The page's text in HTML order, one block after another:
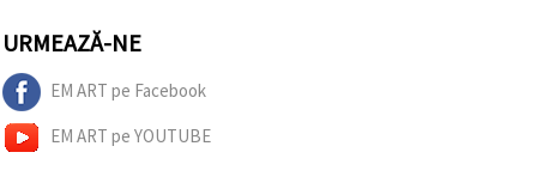
URMEAZĂ-NE
EM ART pe Facebook
EM ART pe YOUTUBE